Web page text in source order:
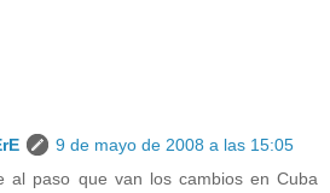
9 de mayo de 2008 a las 15:05
al paso que van los cambios en Cuba